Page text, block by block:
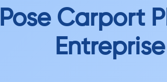
Pose Carport